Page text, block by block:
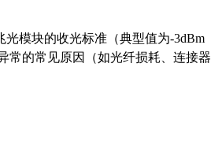
模块的收光标准（典型值为-3dBm
常的常见原因（如光纤损耗、连接器